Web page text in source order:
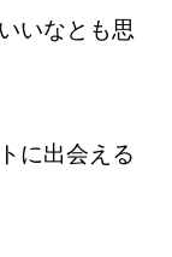
いなとも思
に出会える